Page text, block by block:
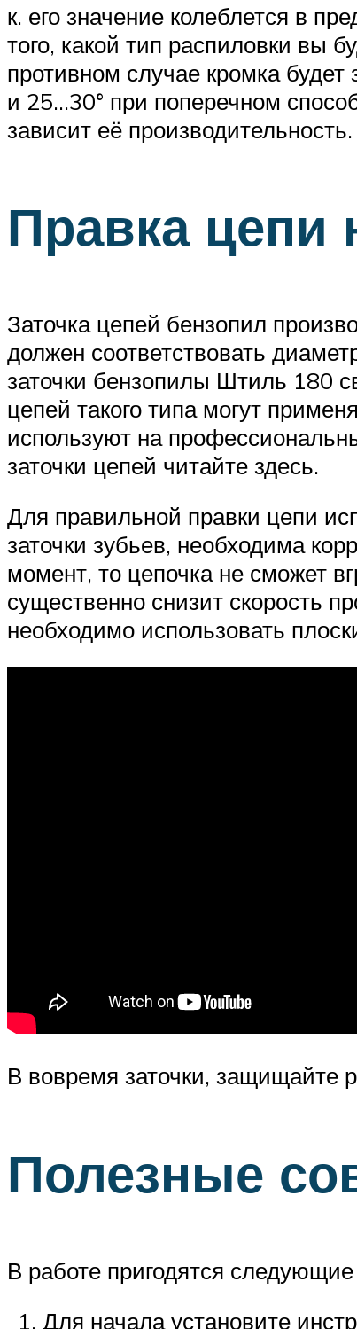
к. его значение колеблется в
того, какой тип распиловки вы
противном случае кромка
и 25…30° при поперечном
зависит её производительность.
Правка цепи
Заточка цепей бензопил
должен соответствовать
заточки бензопилы Штиль 180
цепей такого типа могут
используют на
заточки цепей читайте здесь.
Для правильной правки цепи
заточки зубьев, необходима
момент, то цепочка не сможет
существенно снизит скорость
необходимо использовать
В вовремя заточки, защищайте
Полезные
В работе пригодятся
Для начала установите